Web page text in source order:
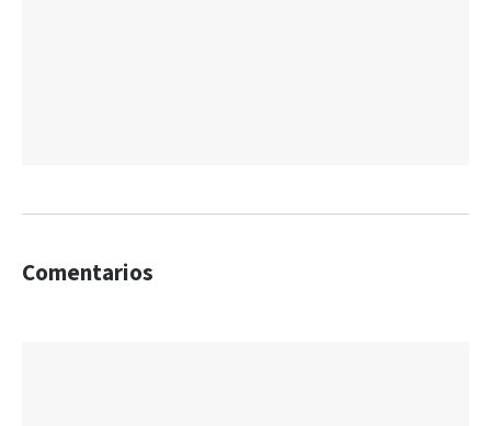
Comentarios